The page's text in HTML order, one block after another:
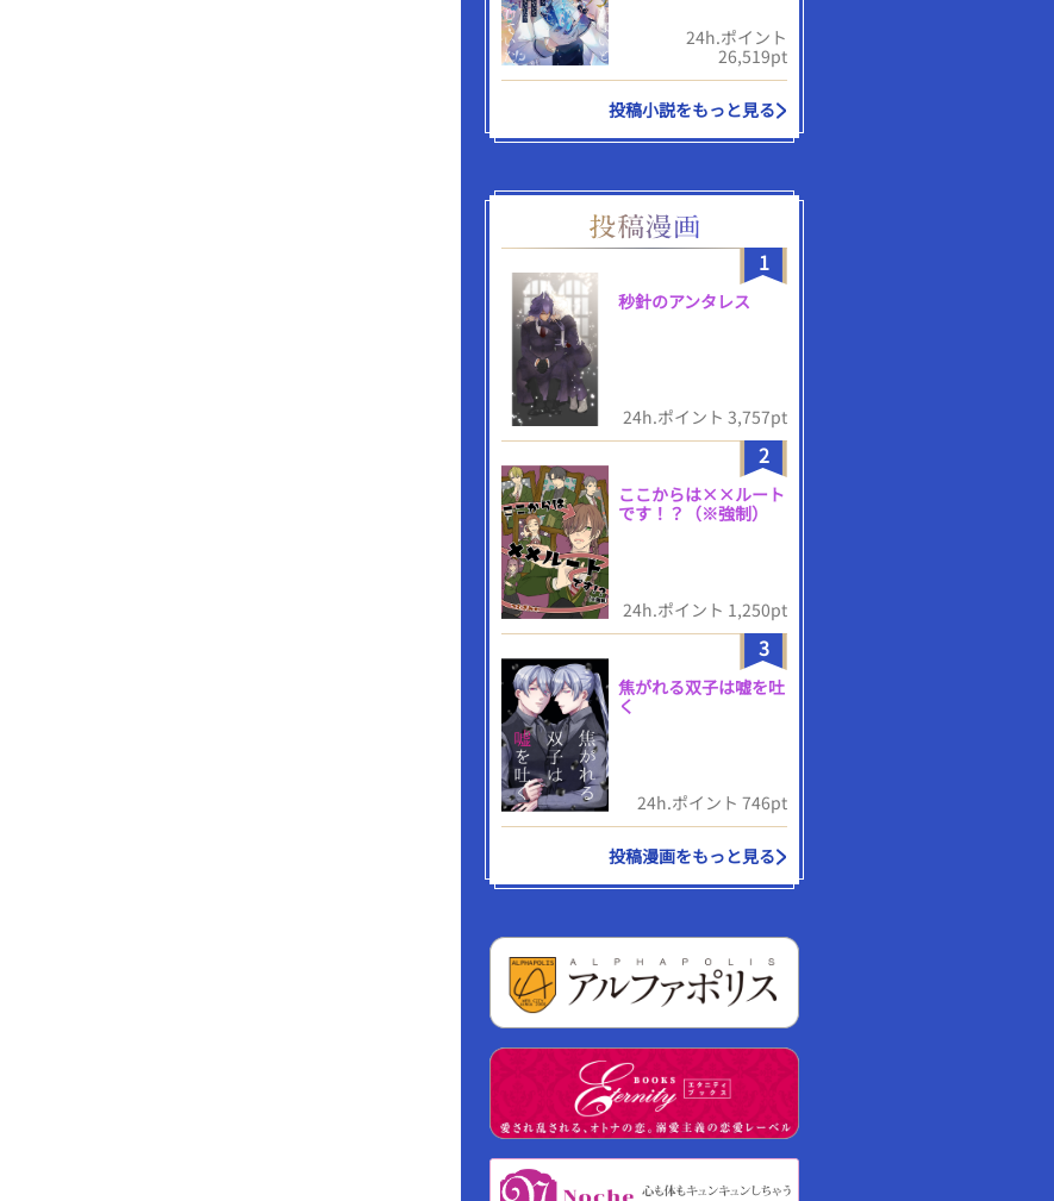
誰よりも大事にしていた副団長は、ある決意を
喚された聖者の不器用な恋の話です。
24h.ポイント
26,519pt
投稿小説をもっと見る
1
秒針のアンタレス
24h.ポイント 3,757pt
2
ここからは××ルート
です！？（※強制）
24h.ポイント 1,250pt
3
焦がれる双子は嘘を吐
く
24h.ポイント 746pt
投稿漫画をもっと見る